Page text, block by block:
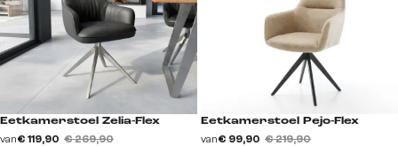
Eetkamerstoel Zelia-Flex
van€ 119,90 € 269,90
Eetkamerstoel Pejo-Flex
van€ 99,90 € 219,90